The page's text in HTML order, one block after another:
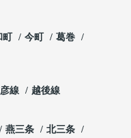
今町
葛巻
線 越後線
燕三条
北三条